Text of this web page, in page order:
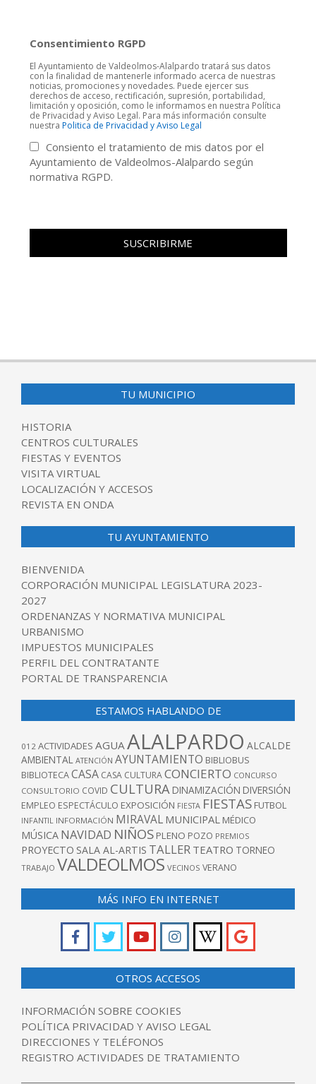
Consentimiento RGPD
El Ayuntamiento de Valdeolmos-Alalpardo tratará sus datos
con la finalidad de mantenerle informado acerca de nuestras
noticias, promociones y novedades. Puede ejercer sus
derechos de acceso, rectificación, supresión, portabilidad,
limitación y oposición, como le informamos en nuestra Política
de Privacidad y Aviso Legal. Para más información consulte
nuestra Politica de Privacidad y Aviso Legal
Consiento el tratamiento de mis datos por el
Ayuntamiento de Valdeolmos-Alalpardo según
normativa RGPD.
TU MUNICIPIO
HISTORIA
CENTROS CULTURALES
FIESTAS Y EVENTOS
VISITA VIRTUAL
LOCALIZACIÓN Y ACCESOS
REVISTA EN ONDA
TU AYUNTAMIENTO
BIENVENIDA
CORPORACIÓN MUNICIPAL LEGISLATURA 2023-
2027
ORDENANZAS Y NORMATIVA MUNICIPAL
URBANISMO
IMPUESTOS MUNICIPALES
PERFIL DEL CONTRATANTE
PORTAL DE TRANSPARENCIA
ESTAMOS HABLANDO DE
012 ACTIVIDADES AGUAALALPARDO ALCALDE
AMBIENTAL ATENCIÓN AYUNTAMIENTO BIBLIOBUS
BIBLIOTECACASA CASA CULTURACONCIERTO CONCURSO
CONSULTORIO COVID CULTURA DINAMIZACIÓN DIVERSIÓN
EMPLEO ESPECTÁCULO EXPOSICIÓN FIESTA FIESTAS FUTBOL
INFANTIL INFORMACIÓN MIRAVAL MUNICIPAL MÉDICO
MÚSICA NAVIDAD NIÑOS PLENO POZO PREMIOS
PROYECTO SALA AL-ARTIS TALLER TEATRO TORNEO
TRABAJO VALDEOLMOS VECINOS VERANO
MÁS INFO EN INTERNET
OTROS ACCESOS
INFORMACIÓN SOBRE COOKIES
POLÍTICA PRIVACIDAD Y AVISO LEGAL
DIRECCIONES Y TELÉFONOS
REGISTRO ACTIVIDADES DE TRATAMIENTO